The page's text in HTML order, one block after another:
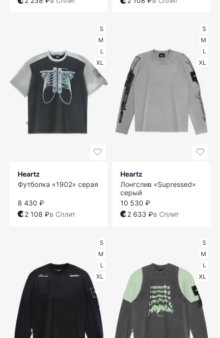
S
M
L
XL
Heartz
Футболка «1902» серая
8 430 ₽
2 108 ₽в Сплит
S
M
L
XL
Heartz
Лонгслив «Supressed»
серый
10 530 ₽
2 633 ₽в Сплит
S
M
L
XL
S
M
L
XL